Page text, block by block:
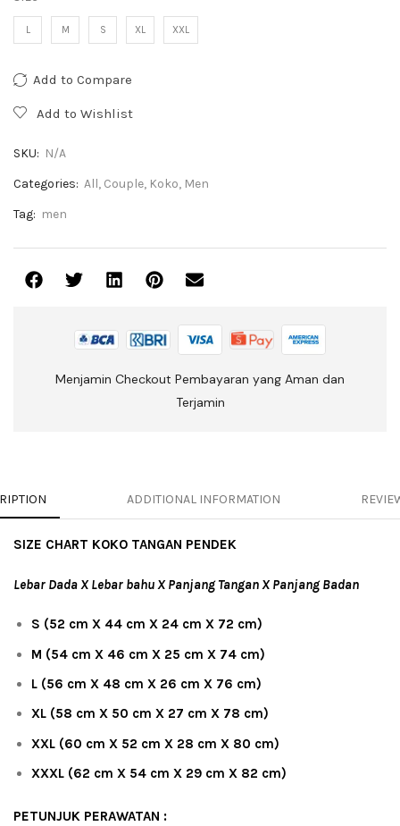
L M S XL XXL
Add to Compare
Add to Wishlist
SKU: N/A
Categories: All, Couple, Koko, Men
Tag: men
Menjamin Checkout Pembayaran yang Aman dan
Terjamin
ADDITIONAL INFORMATION
SIZE CHART KOKO TANGAN PENDEK
Lebar Dada X Lebar bahu X Panjang Tangan X Panjang Badan
S (52 cm X 44 cm X 24 cm X 72 cm)
M (54 cm X 46 cm X 25 cm X 74 cm)
L (56 cm X 48 cm X 26 cm X 76 cm)
XL (58 cm X 50 cm X 27 cm X 78 cm)
XXL (60 cm X 52 cm X 28 cm X 80 cm)
XXXL (62 cm X 54 cm X 29 cm X 82 cm)
PETUNJUK PERAWATAN :